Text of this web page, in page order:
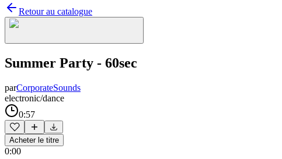
Retour au catalogue
Summer Party - 60sec
parCorporateSounds
electronic/dance
0:57
Acheter le titre
0:00